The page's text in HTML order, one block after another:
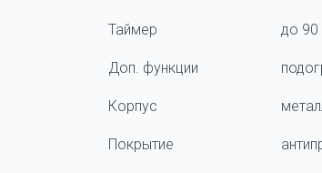
Таймер до 90
Доп. функции
Корпус
Покрытие